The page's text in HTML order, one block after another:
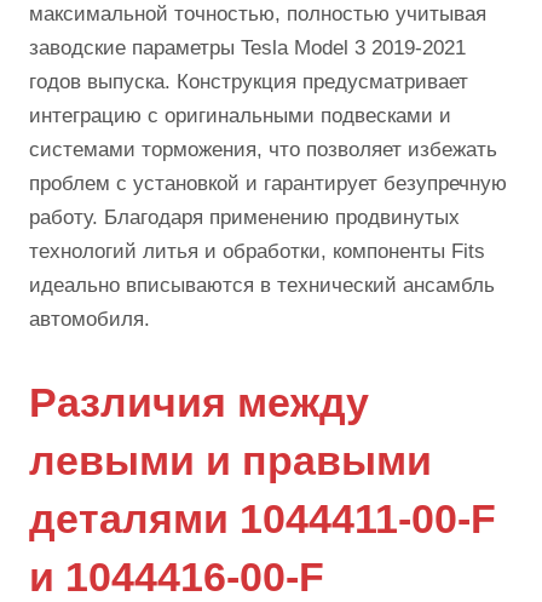
максимальной точностью, полностью учитывая
заводские параметры Tesla Model 3 2019-2021
годов выпуска. Конструкция предусматривает
интеграцию с оригинальными подвесками и
системами торможения, что позволяет избежать
проблем с установкой и гарантирует безупречную
работу. Благодаря применению продвинутых
технологий литья и обработки, компоненты Fits
идеально вписываются в технический ансамбль
автомобиля.
Различия между
левыми и правыми
деталями 1044411-00-F
и 1044416-00-F